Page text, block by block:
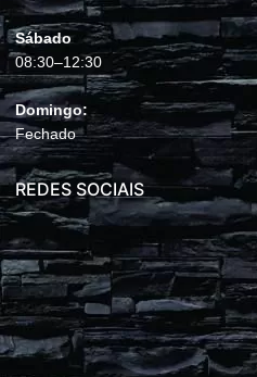
Sábado
08:30–12:30
Domingo:
Fechado
REDES SOCIAIS